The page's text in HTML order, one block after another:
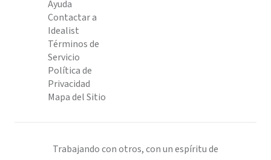
Ayuda
Contactar a
Idealist
Términos de
Servicio
Política de
Privacidad
Mapa del Sitio
Trabajando con otros, con un espíritu de